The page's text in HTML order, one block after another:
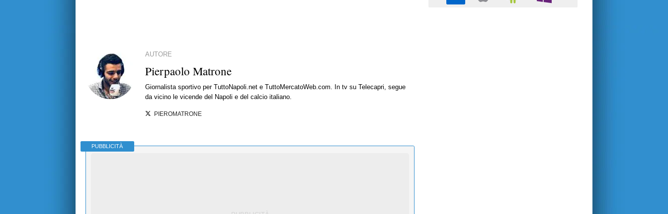
AUTORE
Pierpaolo Matrone
Giornalista sportivo per TuttoNapoli.net e TuttoMercatoWeb.com. In tv su Telecapri, segue
da vicino le vicende del Napoli e del calcio italiano.
PIEROMATRONE
PUBBLICITÀ